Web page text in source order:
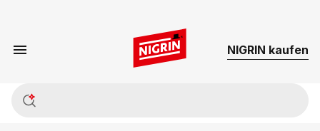
NIG­RIN kau­fen